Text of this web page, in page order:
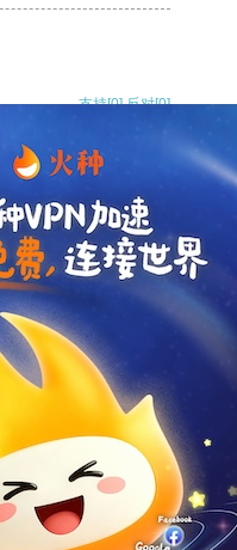
支持[0] 反对[0]
支持[0] 反对
支持
支持 反对 [0]